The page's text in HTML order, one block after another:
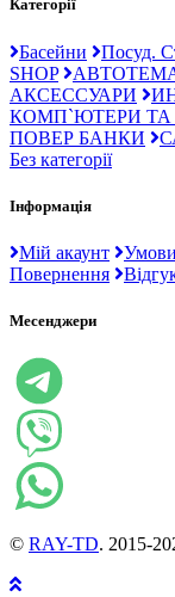
Категорії
Басейни Посуд.
SHOP
АКСЕССУАРИ
КОМП`ЮТЕРИ ТА
ПОВЕР БАНКИ
Без категорії
Інформація
Мій акаунт Умови
Повернення
Месенджери
© RAY-TD. 2015-